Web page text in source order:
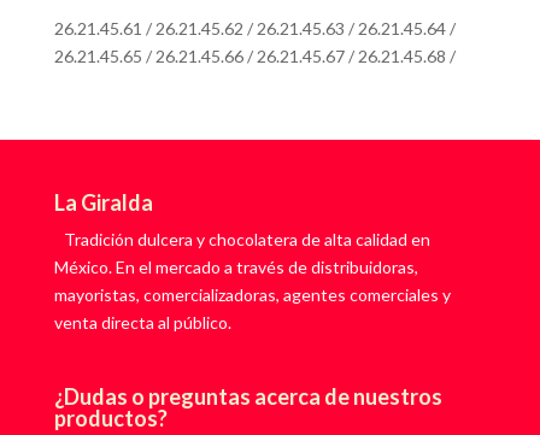
26.21.45.61 / 26.21.45.62 / 26.21.45.63 / 26.21.45.64/
26.21.45.65 / 26.21.45.66/ 26.21.45.67/ 26.21.45.68 /
La Giralda
Tradición dulcera y chocolatera de alta calidad en
México. En el mercado a través de distribuidoras,
mayoristas, comercializadoras, agentes comerciales y
venta directa al público.
¿Dudas o preguntas acerca de nuestros
productos?